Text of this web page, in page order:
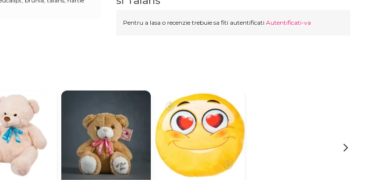
Pentru a lasa o recenzie trebuie sa fiti autentificati Autentificati-va